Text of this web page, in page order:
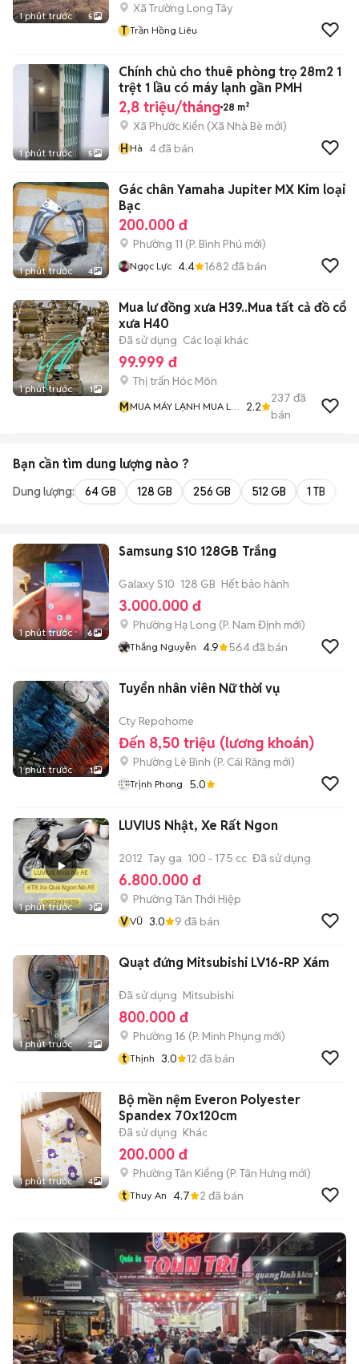
1 phút trước 5
Xã Trường Long Tây
T Trần Hồng Liêu
1 phút trước 5
Chính chủ cho thuê phòng trọ 28m2 1
trệt 1 lầu có máy lạnh gần PMH
2,8 triệu/tháng 28 m²
Xã Phước Kiển (Xã Nhà Bè mới)
HHà 4đã bán
1 phút trước 4
Gác chân Yamaha Jupiter MX Kim loại
Bạc
200.000 đ
Phường 11 (P. Bình Phú mới)
Ngọc Lực 4.4 1682 đã bán
1 phút trước 1
Mua lư đồng xưa H39..Mua tất cả đồ cổ
xưa H40
Đã sử dụng Các loại khác
99.999 đ
Thị trấn Hóc Môn
MMUA MÁY LẠNH MUA LƯ
2.2
237 đã
bán
Bạn cần tìm dung lượng nào ?
Dung lượng: 64 GB 128 GB 256 GB 512 GB 1 TB
1 phút trước 6
Samsung S10 128GB Trắng
Galaxy S10 128 GB Hết bảo hành
3.000.000 đ
Phường Hạ Long (P. Nam Định mới)
Thắng Nguyễn 4.9 564đã bán
1 phút trước 1
Tuyển nhân viên Nữ thời vụ
Cty Repohome
Đến 8,50 triệu (lương khoán)
Phường Lê Bình (P. Cái Răng mới)
Trịnh Phong 5.0
1 phút trước 3
LUVIUS Nhật, Xe Rất Ngon
2012 Tay ga 100 - 175 cc Đã sử dụng
6.800.000 đ
Phường Tân Thới Hiệp
VVŨ 3.0 9 đã bán
1 phút trước 2
Quạt đứng Mitsubishi LV16-RP Xám
Đã sử dụng Mitsubishi
800.000 đ
Phường 16 (P. Minh Phụng mới)
t Thịnh 3.0 12 đã bán
1 phút trước 4
Bộ mền nệm Everon Polyester
Spandex 70x120cm
Đã sử dụng Khác
200.000 đ
Phường Tân Kiểng (P. Tân Hưng mới)
t Thuy An 4.7 2 đã bán